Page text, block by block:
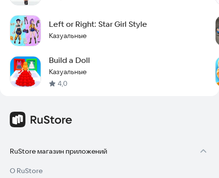
Left or Right: Star Girl Style
Казуальные
Build a Doll
Казуальные
4,0
RuStore магазин приложений
О RuStore